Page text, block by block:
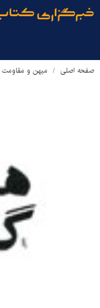
صفحه اصلی میهن و مقاومت